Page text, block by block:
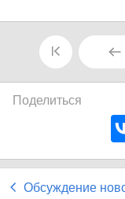
Поделиться
Обсуждение